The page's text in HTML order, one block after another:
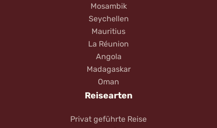
Mosambik
Seychellen
Mauritius
La Réunion
Angola
Madagaskar
Oman
Reisearten
Privat geführte Reise